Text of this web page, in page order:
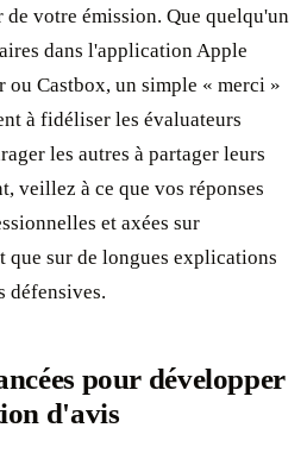
de votre émission. Que quelqu'un
dans l'application Apple
ou Castbox, un simple « merci »
à fidéliser les évaluateurs
les autres à partager leurs
veillez à ce que vos réponses
et axées sur
sur de longues explications
défensives.
pour développer
d'avis